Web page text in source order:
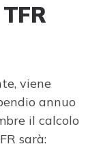
viene
annuo
il calcolo
sarà: